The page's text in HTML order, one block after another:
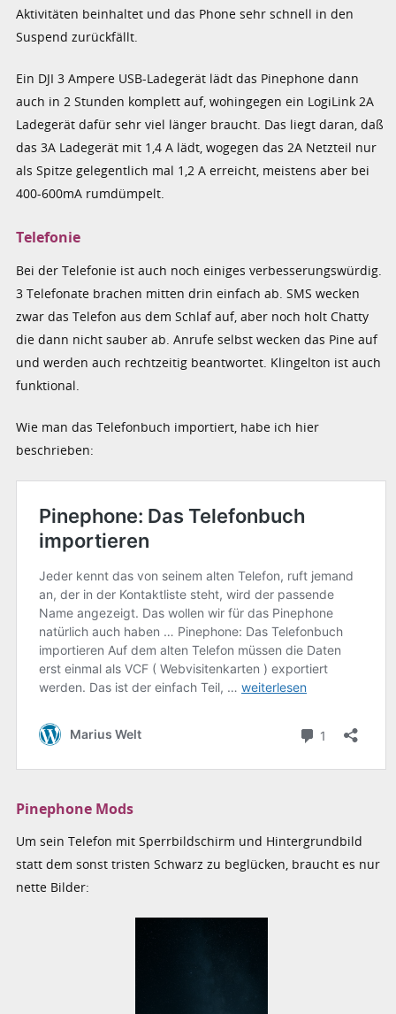
Aktivitäten beinhaltet und das Phone sehr schnell in den
Suspend zurückfällt.
Ein DJI 3 Ampere USB-Ladegerät lädt das Pinephone dann
auch in 2 Stunden komplett auf, wohingegen ein LogiLink 2A
Ladegerät dafür sehr viel länger braucht. Das liegt daran, daß
das 3A Ladegerät mit 1,4 A lädt, wogegen das 2A Netzteil nur
als Spitze gelegentlich mal 1,2 A erreicht, meistens aber bei
400-600mA rumdümpelt.
Telefonie
Bei der Telefonie ist auch noch einiges verbesserungswürdig.
3 Telefonate brachen mitten drin einfach ab. SMS wecken
zwar das Telefon aus dem Schlaf auf, aber noch holt Chatty
die dann nicht sauber ab. Anrufe selbst wecken das Pine auf
und werden auch rechtzeitig beantwortet. Klingelton ist auch
funktional.
Wie man das Telefonbuch importiert, habe ich hier
beschrieben:
Pinephone Mods
Um sein Telefon mit Sperrbildschirm und Hintergrundbild
statt dem sonst tristen Schwarz zu beglücken, braucht es nur
nette Bilder: